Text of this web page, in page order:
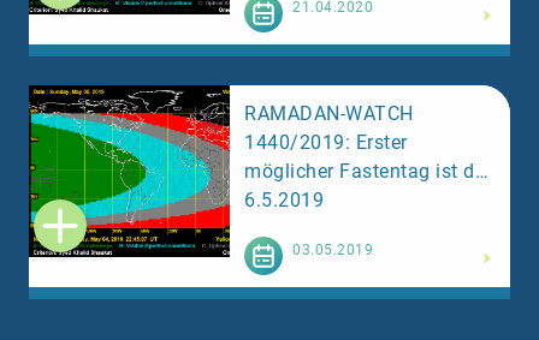
21.04.2020
RAMADAN-WATCH
1440/2019: Erster
möglicher Fastentag ist der
6.5.2019
03.05.2019